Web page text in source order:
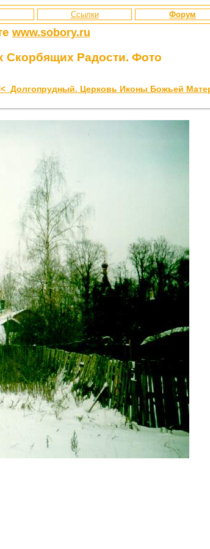
Ссылки Форум
www.sobory.ru
Скорбящих Радости. Фото
Долгопрудный. Церковь Иконы Божьей